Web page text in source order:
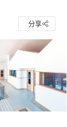
分享